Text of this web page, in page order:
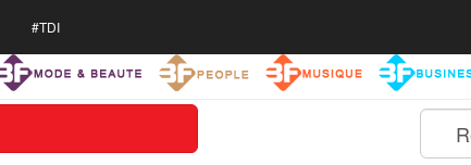
#TDI